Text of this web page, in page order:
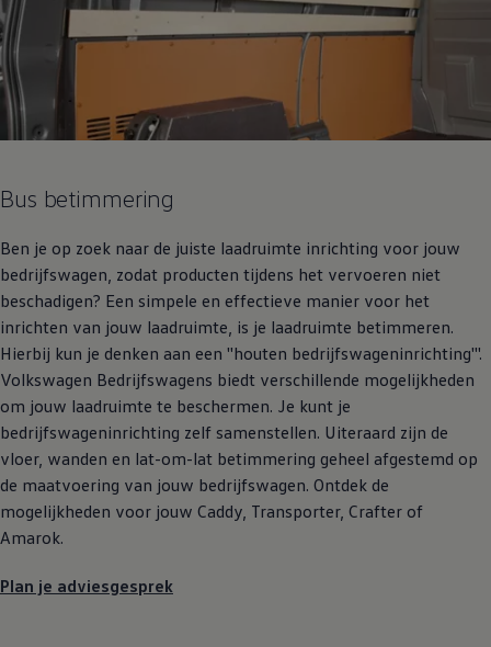
Bus betimmering
Ben je op zoek naar de juiste laadruimte inrichting voor jouw
bedrijfswagen, zodat producten tijdens het vervoeren niet
beschadigen? Een simpele en effectieve manier voor het
inrichten van jouw laadruimte, is je laadruimte betimmeren.
Hierbij kun je denken aan een ''houten bedrijfswageninrichting'''.
Volkswagen Bedrijfswagens biedt verschillende mogelijkheden
om jouw laadruimte te beschermen. Je kunt je
bedrijfswageninrichting zelf samenstellen. Uiteraard zijn de
vloer, wanden en lat-om-lat betimmering geheel afgestemd op
de maatvoering van jouw bedrijfswagen. Ontdek de
mogelijkheden voor jouw Caddy, Transporter, Crafter of
Amarok.
Plan je adviesgesprek